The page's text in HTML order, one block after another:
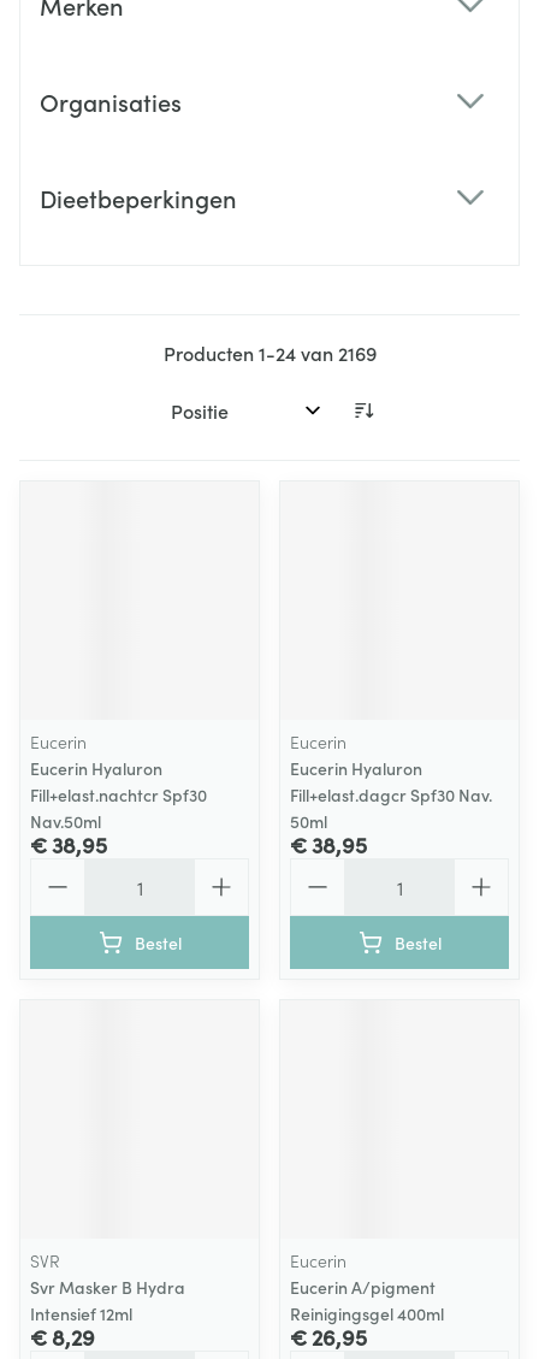
Organisaties
Dieetbeperkingen
Producten1-24van 2169
Sorteer op:
Eucerin
Eucerin Hyaluron
Fill+elast.nachtcr Spf30
Nav.50ml
€ 38,95
Bestel
Eucerin
Eucerin Hyaluron
Fill+elast.dagcr Spf30 Nav.
50ml
€ 38,95
Bestel
SVR
Svr Masker B Hydra
Intensief 12ml
€ 8,29
Eucerin
Eucerin A/pigment
Reinigingsgel 400ml
€ 26,95